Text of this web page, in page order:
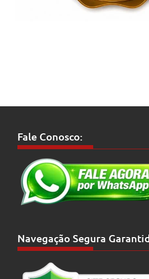
Fale Conosco:
Navegação Segura